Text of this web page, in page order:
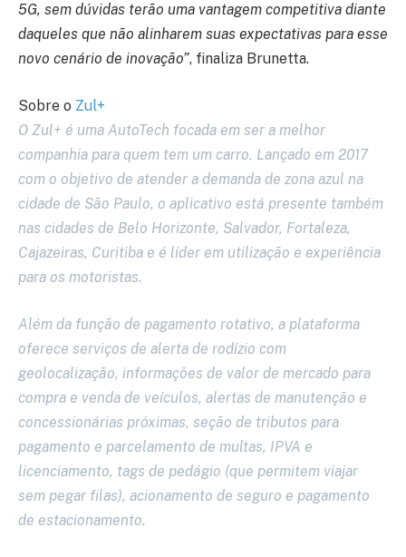
5G, sem dúvidas terão uma vantagem competitiva diante
daqueles que não alinharem suas expectativas para esse
novo cenário de inovação”, finaliza Brunetta.
Sobre o Zul+
O Zul+ é uma AutoTech focada em ser a melhor
companhia para quem tem um carro. Lançado em 2017
com o objetivo de atender a demanda de zona azul na
cidade de São Paulo, o aplicativo está presente também
nas cidades de Belo Horizonte, Salvador, Fortaleza,
Cajazeiras, Curitiba e é líder em utilização e experiência
para os motoristas.
Além da função de pagamento rotativo, a plataforma
oferece serviços de alerta de rodízio com
geolocalização, informações de valor de mercado para
compra e venda de veículos, alertas de manutenção e
concessionárias próximas, seção de tributos para
pagamento e parcelamento de multas, IPVA e
licenciamento, tags de pedágio (que permitem viajar
sem pegar filas), acionamento de seguro e pagamento
de estacionamento.